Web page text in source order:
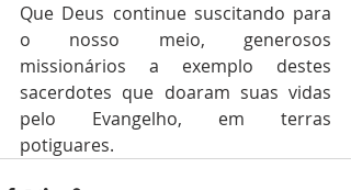
Que Deus continue suscitando para
o nosso meio, generosos
missionários a exemplo destes
sacerdotes que doaram suas vidas
pelo Evangelho, em terras
potiguares.